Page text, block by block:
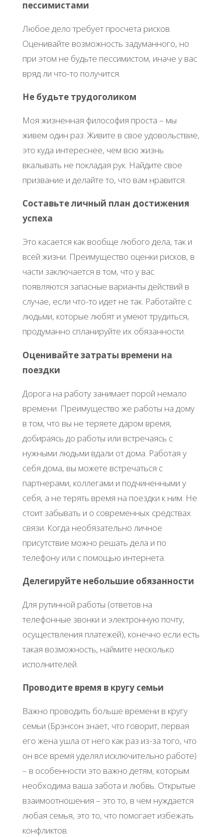
пессимистами
Любое дело требует просчета рисков.
Оценивайте возможность задуманного, но
при этом не будьте пессимистом, иначе у вас
вряд ли что-то получится.
Не будьте трудоголиком
Моя жизненная философия проста – мы
живем один раз. Живите в свое удовольствие,
это куда интереснее, чем всю жизнь
вкалывать не покладая рук. Найдите свое
призвание и делайте то, что вам нравится.
Составьте личный план достижения
успеха
Это касается как вообще любого дела, так и
всей жизни. Преимущество оценки рисков, в
части заключается в том, что у вас
появляются запасные варианты действий в
случае, если что-то идет не так. Работайте с
людьми, которые любят и умеют трудиться,
продуманно спланируйте их обязанности.
Оценивайте затраты времени на
поездки
Дорога на работу занимает порой немало
времени. Преимущество же работы на дому
в том, что вы не теряете даром время,
добираясь до работы или встречаясь с
нужными людьми вдали от дома. Работая у
себя дома, вы можете встречаться с
партнерами, коллегами и подчиненными у
себя, а не терять время на поездки к ним. Не
стоит забывать и о современных средствах
связи. Когда необязательно личное
присутствие можно решать дела и по
телефону или с помощью интернета.
Делегируйте небольшие обязанности
Для рутинной работы (ответов на
телефонные звонки и электронную почту,
осуществления платежей), конечно если есть
такая возможность, наймите несколько
исполнителей.
Проводите время в кругу семьи
Важно проводить больше времени в кругу
семьи (Брэнсон знает, что говорит, первая
его жена ушла от него как раз из-за того, что
он все время уделял исключительно работе)
– в особенности это важно детям, которым
необходима ваша забота и любвь. Открытые
взаимоотношения – это то, в чем нуждается
любая семья, это то, что помогает избежать
конфликтов.